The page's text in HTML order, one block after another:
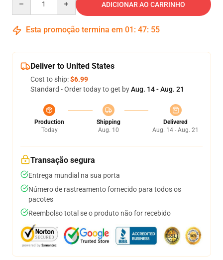
ADICIONAR AO CARRINHO
Esta promoção termina em 01 : 47: 54
Deliver to United States
Cost to ship:$6.99
Standard - Order today to get byAug. 14 - Aug. 21
Production
Today
Shipping
Aug. 10
Delivered
Aug. 14 - Aug. 21
Transação segura
Entrega mundial na sua porta
Número de rastreamento fornecido para todos os
pacotes
Reembolso total se o produto não for recebido